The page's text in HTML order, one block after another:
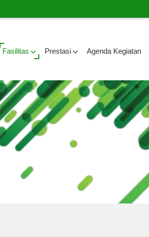
Fasilitas Prestasi Agenda Kegiatan